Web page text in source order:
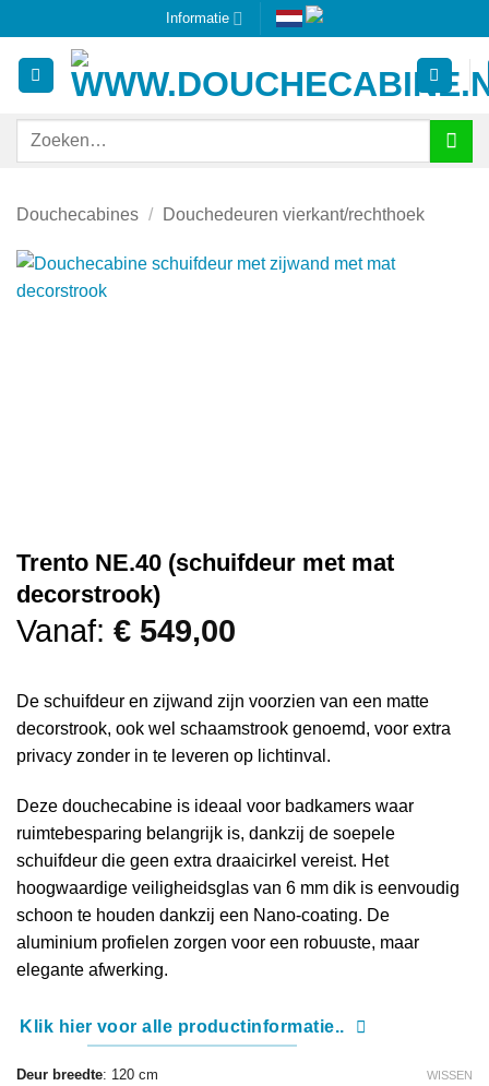
naar
inhoud
Informatie
Zoeken
Douchecabines / Douchedeuren vierkant/rechthoek
Trento NE.40 (schuifdeur met mat
decorstrook)
Vanaf: € 549,00
De schuifdeur en zijwand zijn voorzien van een matte
decorstrook, ook wel schaamstrook genoemd, voor extra
privacy zonder in te leveren op lichtinval.
Deze douchecabine is ideaal voor badkamers waar
ruimtebesparing belangrijk is, dankzij de soepele
schuifdeur die geen extra draaicirkel vereist. Het
hoogwaardige veiligheidsglas van 6 mm dik is eenvoudig
schoon te houden dankzij een Nano-coating. De
aluminium profielen zorgen voor een robuuste, maar
elegante afwerking.
Klik hier voor alle productinformatie..
Deur breedte: 120 cm WISSEN